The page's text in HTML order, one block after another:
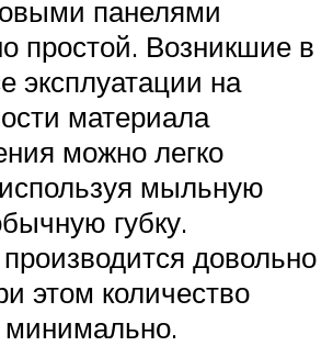
панелями
простой. Возникшие в
эксплуатации на
материала
можно легко
мыльную
губку.
довольно
этом количество
минимально.